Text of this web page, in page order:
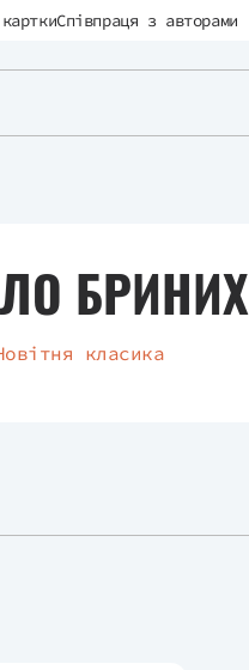
Співпраця з авторами
БРИНИХ
класика